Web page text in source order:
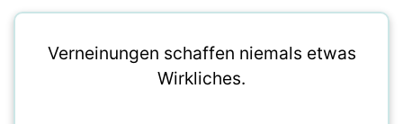
Verneinungen schaffen niemals etwas
Wirkliches.